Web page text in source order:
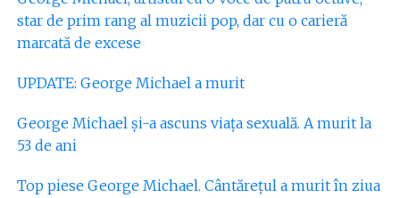
star de prim rang al muzicii pop, dar cu o carieră
marcată de excese
UPDATE: George Michael a murit
George Michael și-a ascuns viața sexuală. A murit la
53 de ani
Top piese George Michael. Cântărețul a murit în ziua